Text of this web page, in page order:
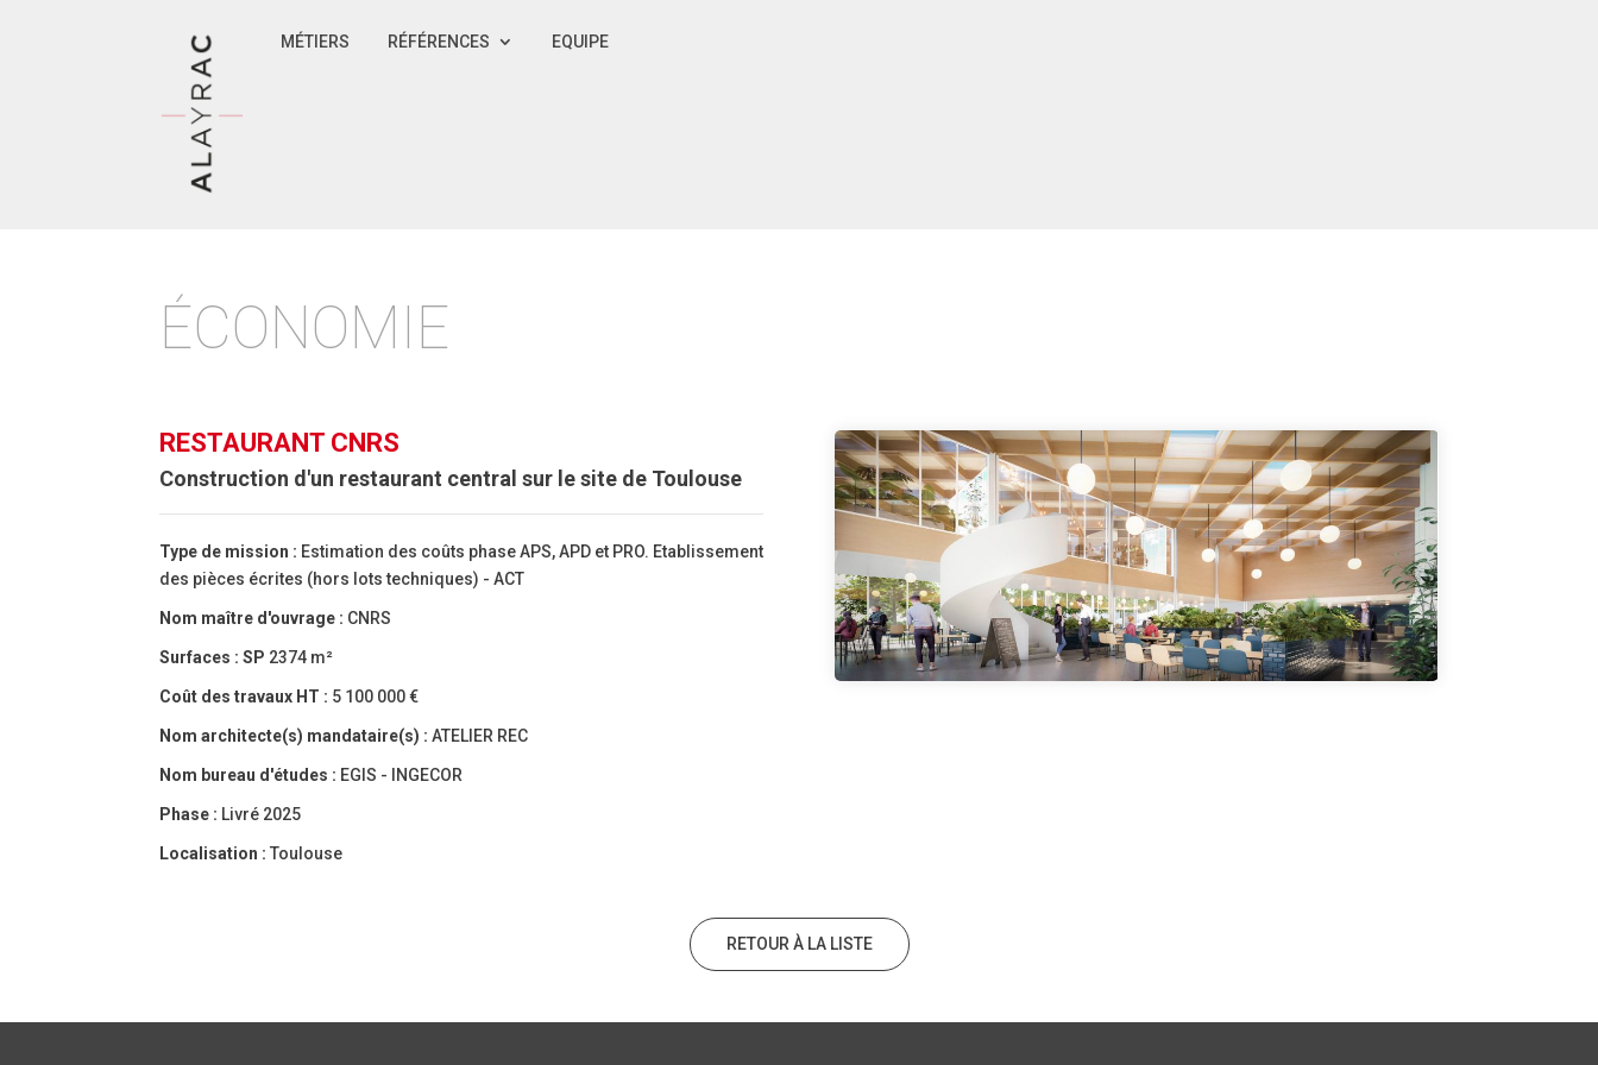
MÉTIERS RÉFÉRENCES EQUIPE
ÉCONOMIE
RESTAURANT CNRS
Construction d'un restaurant central sur le site de Toulouse
Type de mission : Estimation des coûts phase APS, APD et PRO. Etablissement
des pièces écrites (hors lots techniques) - ACT
Nom maître d'ouvrage : CNRS
Surfaces :SP 2374 m²
Coût des travaux HT : 5 100 000 €
Nom architecte(s) mandataire(s) :ATELIER REC
Nom bureau d'études : EGIS - INGECOR
Phase : Livré 2025
Localisation :Toulouse
RETOUR À LA LISTE